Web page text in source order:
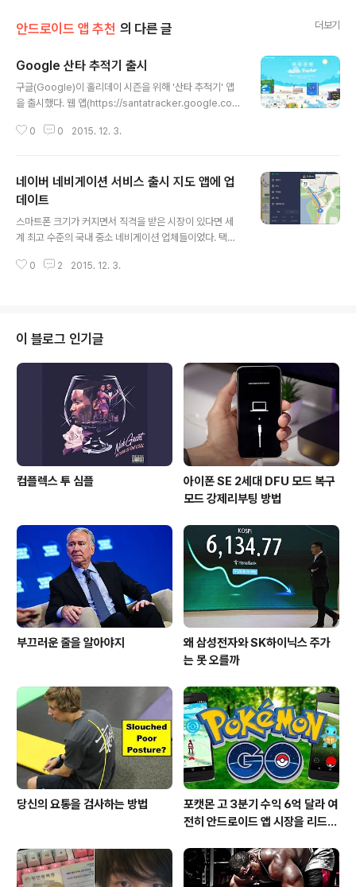
안드로이드 앱 추천 의 다른 글 더보기
Google 산타 추적기 출시
구글(Google)이 홀리데이 시즌을 위해 '산타 추적기' 앱
을 출시했다. 웹 앱(https://santatracker.google.co
로 출시된 산타 추적기는 제트 추진기, 풍선껌 굴리기, 로켓
24일에는 이벤트도 예정되어 있는데, 일본과 비교했을 때
일본은 '곳곳'을 방문하는 반면 한국은 (현재)서울만 지원
한다. ▲ T.B의 SNS 이야기 블로그의 모든 글은 저작권법
의 보호를 받습니다. 어떠한 상업적인 이용도 허가하지 않
본 콘텐츠(기사, 이미지)의 무..
0 0 2015. 12. 3.
네이버 네비게이션 서비스 출시 지도 앱에 업
데이트
스마트폰 크기가 커지면서 직격을 받은 시장이 있다면 세
계 최고 수준의 국내 중소 네비게이션 업체들이었다. 택시
화면 페블렛 갤럭시노트를 들고 나오자 이제 더이상 소비
통해서 업데이트도 할 수 있다. 이런 추세를 중소기업 죽이
기라 비판하지는 않는다. 이 부분은 '적응과 도태'의 문제지
'상생'의 문제는 아니다. 물론 기업들이 중소 업체와 협업으
로(데이터 및 인프라 구축) 상생한다면 더 할 나위 없겠으
나 이 또한 소비자가 관여할 부분은 못된다. 네이버(Nave
r)에서도 네비게이션 앱을..
0 2 2015. 12. 3.
이 블로그 인기글
컴플렉스 투 심플
아이폰 SE 2세대 DFU 모드 복구
모드 강제리부팅 방법
부끄러운 줄을 알아야지
왜 삼성전자와 SK하이닉스 주가
는 못 오를까
당신의 요통을 검사하는 방법
포캣몬 고 3분기 수익 6억 달라 여
전히 안드로이드 앱 시장을 리드